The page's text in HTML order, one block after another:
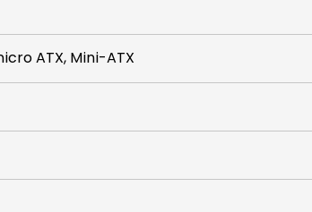
ATX, Mini-ATX